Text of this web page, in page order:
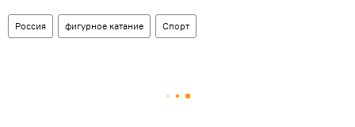
Россия фигурное катание Спорт